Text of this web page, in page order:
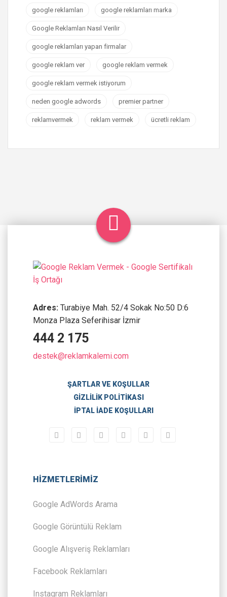
google reklamları google reklamları marka
Google Reklamları Nasıl Verilir
google reklamları yapan firmalar
google reklam ver google reklam vermek
google reklam vermek istiyorum
neden google adwords premier partner
reklamvermek reklam vermek ücretli reklam
Adres: Turabiye Mah. 52/4 Sokak No:50 D:6
Monza Plaza Seferihisar İzmir
444 2 175
destek@reklamkalemi.com
ŞARTLAR VE KOŞULLAR
GIZLILIK POLITIKASI
İPTAL İADE KOŞULLARI
HİZMETLERİMİZ
Google AdWords Arama
Google Görüntülü Reklam
Google Alışveriş Reklamları
Facebook Reklamları
Instagram Reklamları